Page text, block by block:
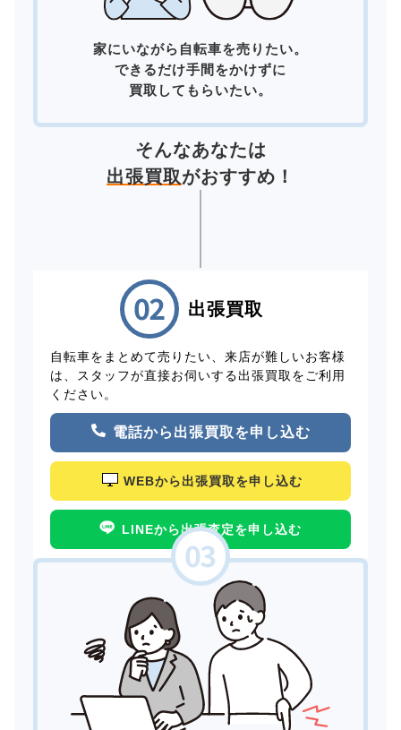
家にいながら自転車を売りたい。
できるだけ手間をかけずに
買取してもらいたい。
そんなあなたは
出張買取がおすすめ！
出張買取
自転車をまとめて売りたい、来店が難しいお客様
は、スタッフが直接お伺いする出張買取をご利用
ください。
電話から出張買取を申し込む
WEBから出張買取を申し込む
LINEから出張査定を申し込む